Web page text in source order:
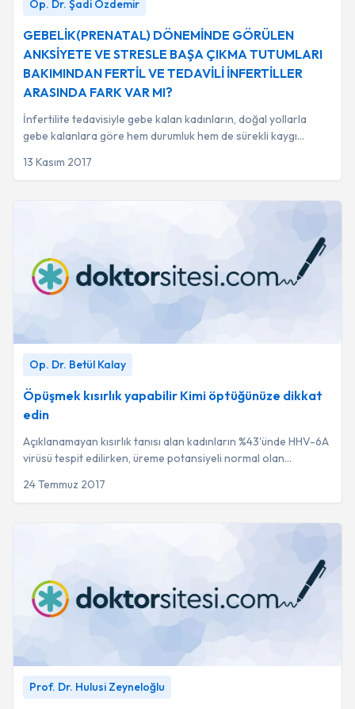
ANKSİYETE VE STRESLE BAŞA ÇIKMA TUTUMLARI
BAKIMINDAN FERTİL VE TEDAVİLİ İNFERTİLLER
ARASINDA FARK VAR MI?-Op. Dr. Şadi Özdemir
Op. Dr. Şadi Özdemir
GEBELİK(PRENATAL) DÖNEMİNDE GÖRÜLEN
ANKSİYETE VE STRESLE BAŞA ÇIKMA TUTUMLARI
BAKIMINDAN FERTİL VE TEDAVİLİ İNFERTİLLER
ARASINDA FARK VAR MI?
İnfertilite tedavisiyle gebe kalan kadınların, doğal yollarla
gebe kalanlara göre hem durumluk hem de sürekli kaygı
13 Kasım 2017
Dr. Betül Kalay
Op. Dr. Betül Kalay
Öpüşmek kısırlık yapabilir Kimi öptüğünüze dikkat
edin
Açıklanamayan kısırlık tanısı alan kadınların %43'ünde HHV-6A
virüsü tespit edilirken, üreme potansiyeli normal olan
24 Temmuz 2017
Zeyneloğlu
Prof. Dr. Hulusi Zeyneloğlu